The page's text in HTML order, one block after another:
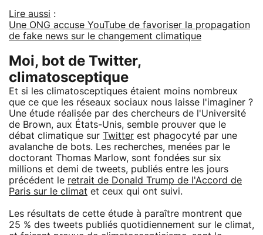
Lire aussi :
Une ONG accuse YouTube de favoriser la propagation
de fake news sur le changement climatique
Moi, bot de Twitter,
climatosceptique
Et si les climatosceptiques étaient moins nombreux
que ce que les réseaux sociaux nous laisse l'imaginer ?
Une étude réalisée par des chercheurs de l'Université
de Brown, aux États-Unis, semble prouver que le
débat climatique sur Twitter est phagocyté par une
avalanche de bots. Les recherches, menées par le
doctorant Thomas Marlow, sont fondées sur six
millions et demi de tweets, publiés entre les jours
précédent le retrait de Donald Trump de l'Accord de
Paris sur le climat et ceux qui ont suivi.
Les résultats de cette étude à paraître montrent que
25 % des tweets publiés quotidiennement sur le climat,